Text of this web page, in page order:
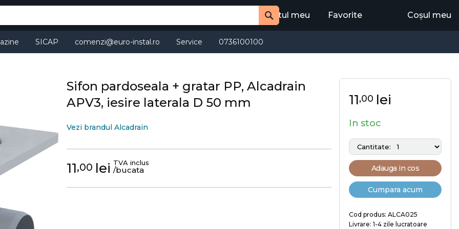
Cauta
Contul meu Favorite Coșul meu
SICAP comenzi@euro-instal.ro Service 0736100100
Sifon pardoseala + gratar PP, Alcadrain
APV3, iesire laterala D 50 mm
Vezi brandul Alcadrain
11,00 lei TVA inclus
/bucata
11,00 lei
In stoc
Adauga in cos
Cumpara acum
Cod produs: ALCA025
Livrare: 1-4 zile lucratoare